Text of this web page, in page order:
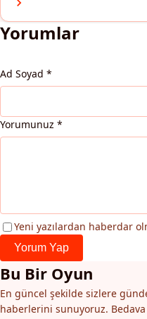
Yorumlar
Ad Soyad *
Yorumunuz *
Yeni yazılardan haberdar
Yorum Yap
Bu Bir Oyun
En güncel şekilde sizlere
haberlerini sunuyoruz.